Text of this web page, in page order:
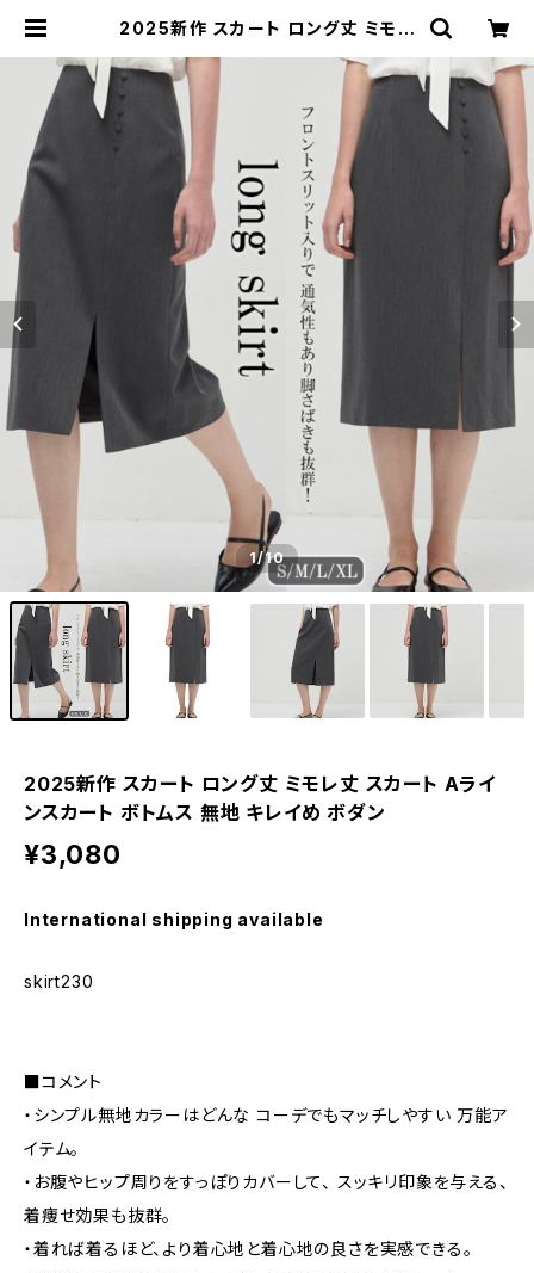
2025新作 スカート ロング丈 ミモレ
ス 無地 キレイめ ボダン | Kinshuu
1/10
2025新作 スカート ロング丈 ミモレ丈 スカート Aライ
ンスカート ボトムス 無地 キレイめ ボダン
¥3,080
International shipping available
skirt230
■コメント
・シンプル無地カラーはどんな コーデでもマッチしやすい 万能ア
イテム。
・お腹やヒップ周りをすっぽりカバーして、 スッキリ印象を与える、
着痩せ効果も抜群。
・着れば着るほど、より着心地と着心地の良さを実感できる。